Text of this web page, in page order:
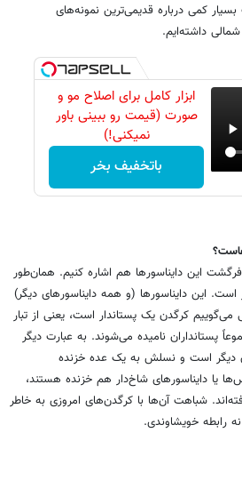
کمی درباره قدیمی‌ترین نمونه‌های
داشته‌ایم.
ابزار کامل برای اصلاح مو و
صورت (قیمت رو ببینی باور
نمیکنی!)
باتخفیف بخر
این دایناسورها هم اشاره کنیم. همان‌طور
این دایناسورها (و همه دایناسورهای دیگر)
می‌گوییم کرگدن یک پستاندار است، یعنی از تبار
پستانداران نامیده می‌شوند. به عبارت دیگر
دیگر است و نسلش به یک عده خزنده
یا دایناسورهای شاخ‌دار هم خزنده هستند،
شباهت آن‌ها با کرگدن‌های امروزی به خاطر
رابطه خویشاوندی.